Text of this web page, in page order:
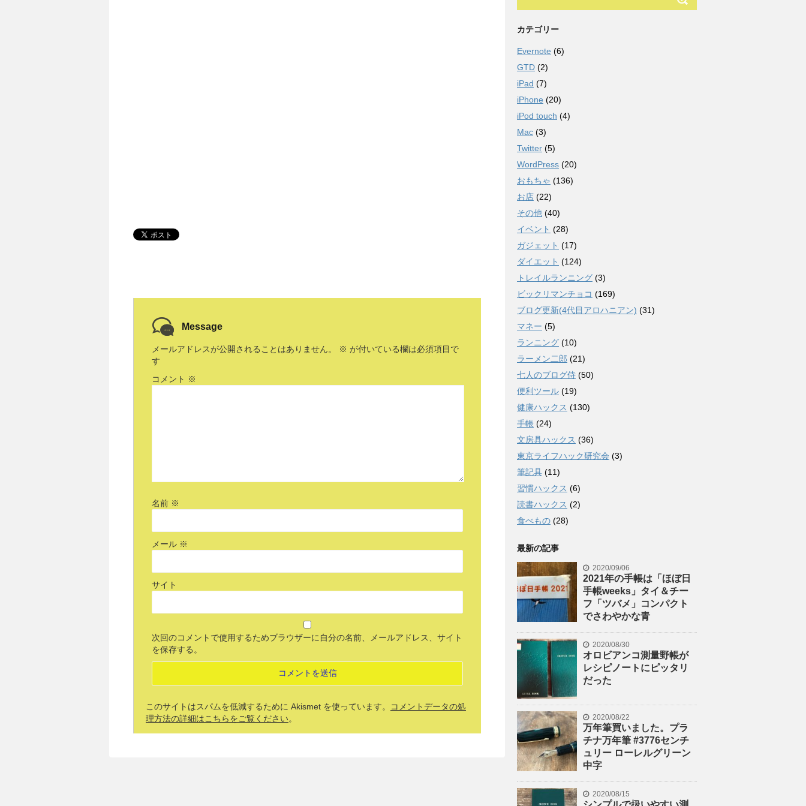
Message
メールアドレスが公開されることはありません。 ※ が付いている欄は必須項目で
す
コメント ※
名前 ※
メール ※
サイト
次回のコメントで使用するためブラウザーに自分の名前、メールアドレス、サイト
を保存する。
このサイトはスパムを低減するために Akismet を使っています。
コメントデータの処
理方法の詳細はこちらをご覧ください。
カテゴリー
Evernote (6)
GTD (2)
iPad (7)
iPhone (20)
iPod touch (4)
Mac (3)
Twitter (5)
WordPress (20)
おもちゃ (136)
お店 (22)
その他 (40)
イベント (28)
ガジェット (17)
ダイエット (124)
トレイルランニング (3)
ビックリマンチョコ (169)
ブログ更新(4代目アロハニアン) (31)
マネー (5)
ランニング (10)
ラーメン二郎 (21)
七人のブログ侍 (50)
便利ツール (19)
健康ハックス (130)
手帳 (24)
文房具ハックス (36)
東京ライフハック研究会 (3)
筆記具 (11)
習慣ハックス (6)
読書ハックス (2)
食べもの (28)
最新の記事
2020/09/06
2021年の手帳は「ほぼ日
手帳weeks」タイ＆チー
フ「ツバメ」コンパクト
でさわやかな青
2020/08/30
オロビアンコ測量野帳が
レシピノートにピッタリ
だった
2020/08/22
万年筆買いました。プラ
チナ万年筆 #3776センチ
ュリー ローレルグリーン
中字
2020/08/15